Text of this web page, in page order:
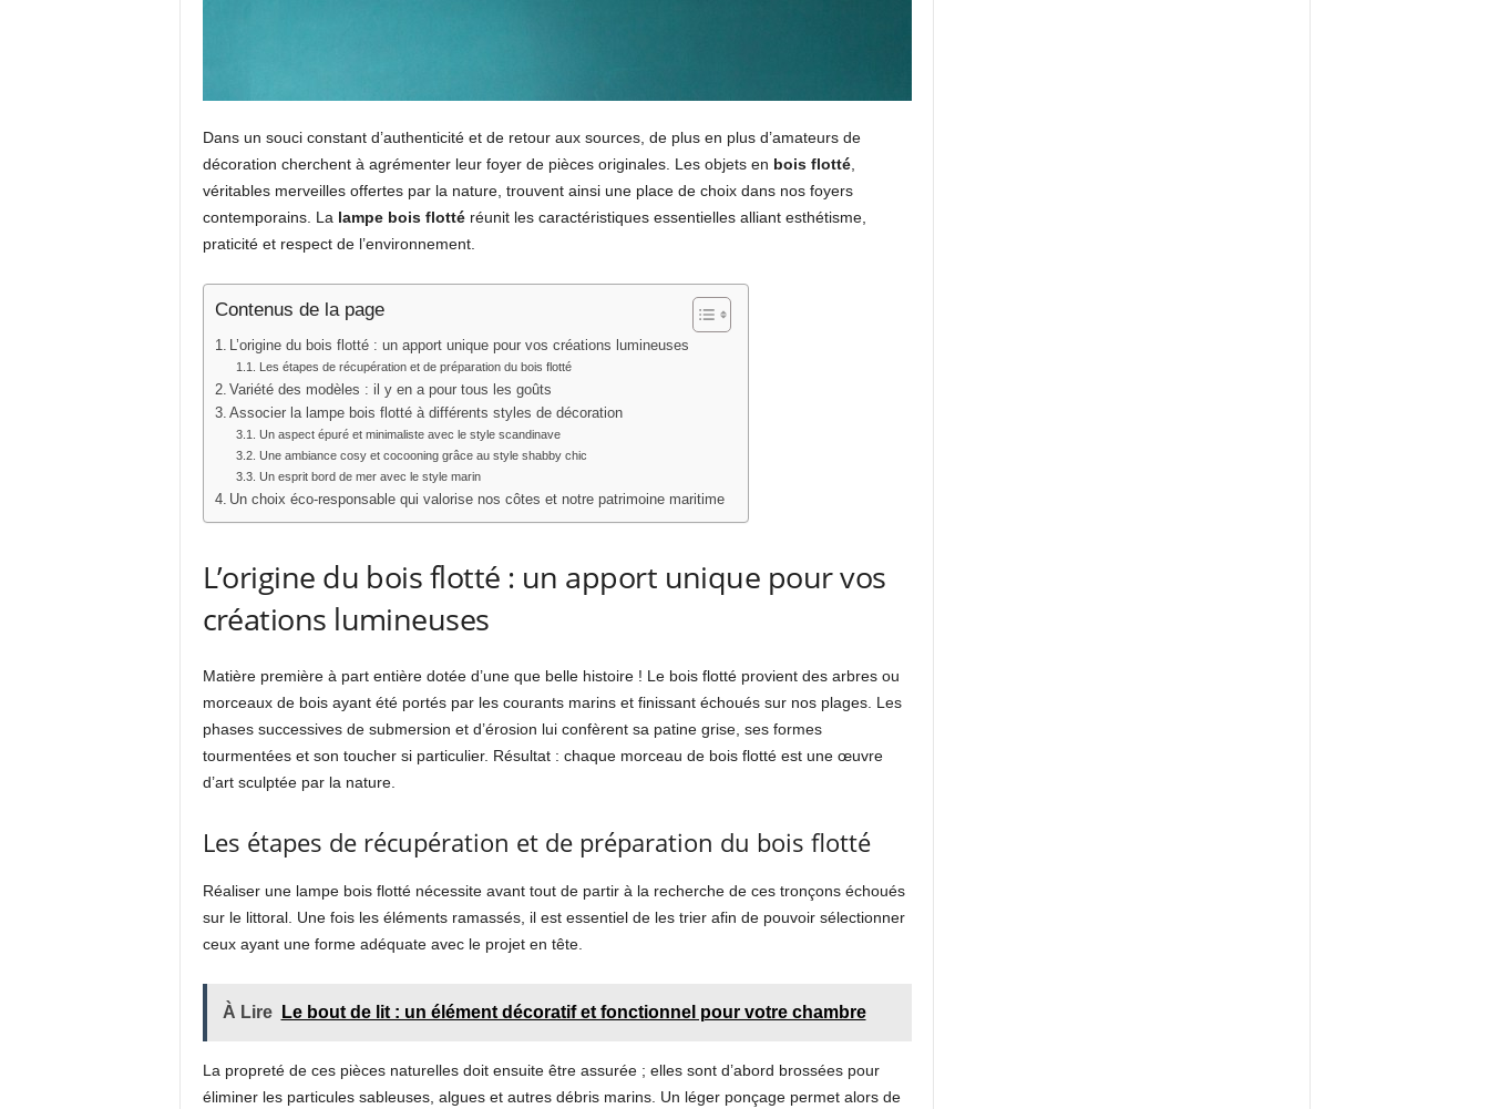
Dans un souci constant d’authenticité et de retour aux sources, de plus en plus d’amateurs de
décoration cherchent à agrémenter leur foyer de pièces originales. Les objets en bois flotté,
véritables merveilles offertes par la nature, trouvent ainsi une place de choix dans nos foyers
contemporains. La lampe bois flottéréunit les caractéristiques essentielles alliant esthétisme,
praticité et respect de l’environnement.
Contenus de la page
L’origine du bois flotté : un apport unique pour vos créations lumineuses
Les étapes de récupération et de préparation du bois flotté
Variété des modèles : il y en a pour tous les goûts
Associer la lampe bois flotté à différents styles de décoration
Un aspect épuré et minimaliste avec le style scandinave
Une ambiance cosy et cocooning grâce au style shabby chic
Un esprit bord de mer avec le style marin
Un choix éco-responsable qui valorise nos côtes et notre patrimoine maritime
L’origine du bois flotté : un apport unique pour vos
créations lumineuses
Matière première à part entière dotée d’une que belle histoire ! Le bois flotté provient des arbres ou
morceaux de bois ayant été portés par les courants marins et finissant échoués sur nos plages. Les
phases successives de submersion et d’érosion lui confèrent sa patine grise, ses formes
tourmentées et son toucher si particulier. Résultat : chaque morceau de bois flotté est une œuvre
d’art sculptée par la nature.
Les étapes de récupération et de préparation du bois flotté
Réaliser une lampe bois flotté nécessite avant tout de partir à la recherche de ces tronçons échoués
sur le littoral. Une fois les éléments ramassés, il est essentiel de les trier afin de pouvoir sélectionner
ceux ayant une forme adéquate avec le projet en tête.
À Lire Le bout de lit : un élément décoratif et fonctionnel pour votre chambre
La propreté de ces pièces naturelles doit ensuite être assurée ; elles sont d’abord brossées pour
éliminer les particules sableuses, algues et autres débris marins. Un léger ponçage permet alors de